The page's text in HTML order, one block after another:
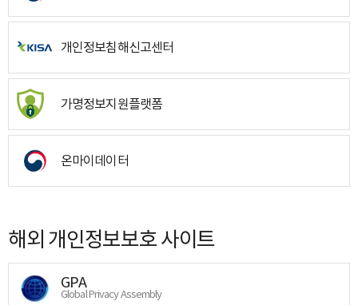
개인정보침해신고센터
가명정보지원플랫폼
온마이데이터
해외 개인정보보호 사이트
GPA
Global Privacy Assembly